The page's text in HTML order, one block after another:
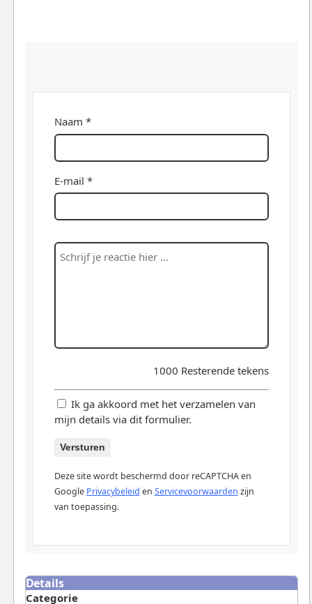
Naam *
E-mail *
1000 Resterende tekens
Ik ga akkoord met het verzamelen van
mijn details via dit formulier.
Versturen
Deze site wordt beschermd door reCAPTCHA en
Google Privacybeleid en Servicevoorwaarden zijn
van toepassing.
Details
Categorie